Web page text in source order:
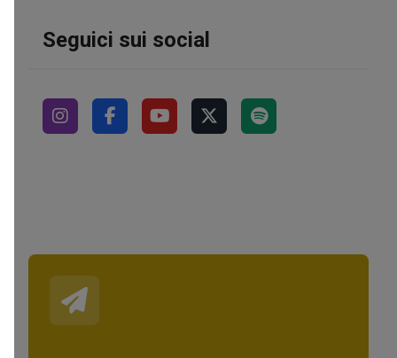
Seguici sui social